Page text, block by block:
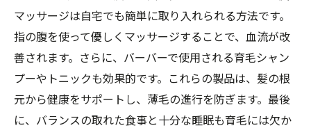
マッサージは自宅でも簡単に取り入れられる方法です。
指の腹を使って優しくマッサージすることで、血流が改
善されます。さらに、バーバーで使用される育毛シャン
プーやトニックも効果的です。これらの製品は、髪の根
元から健康をサポートし、薄毛の進行を防ぎます。最後
に、バランスの取れた食事と十分な睡眠も育毛には欠か